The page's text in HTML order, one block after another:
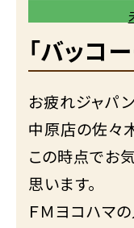
「バッコ
お疲れジャパン
中原店の佐々
この時点でお
思います。
ＦＭヨコハマ